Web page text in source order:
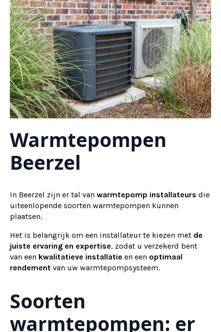
Warmtepompen
Beerzel
In Beerzel zijn er tal van warmtepomp installateurs die
uiteenlopende soorten warmtepompen kunnen
plaatsen.
Het is belangrijk om een installateur te kiezen met de
juiste ervaring en expertise, zodat u verzekerd bent
van een kwalitatieve installatie en een optimaal
rendement van uw warmtepompsysteem.
Soorten
warmtepompen: er